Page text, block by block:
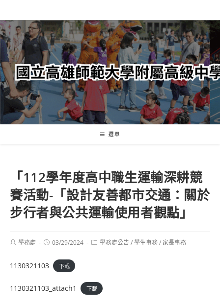
轉
至
主
內
容
選單
「112學年度高中職生運輸深耕競
賽活動-「設計友善都市交通：關於
步行者與公共運輸使用者觀點」
Post學務處
Post03/29/2024
Post學務處公告/學生事務/ 家長事務
1130321103 下載
1130321103_attach1 下載